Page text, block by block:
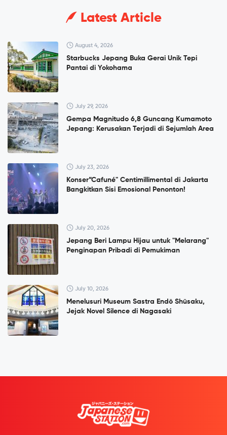
Latest Article
August 4, 2026
Starbucks Jepang Buka Gerai Unik Tepi
Pantai di Yokohama
July 29, 2026
Gempa Magnitudo 6,8 Guncang Kumamoto
Jepang: Kerusakan Terjadi di Sejumlah Area
July 23, 2026
Konser”Cafuné" Centimillimental di Jakarta
Bangkitkan Sisi Emosional Penonton!
July 20, 2026
Jepang Beri Lampu Hijau untuk "Melarang"
Penginapan Pribadi di Pemukiman
July 10, 2026
Menelusuri Museum Sastra Endō Shūsaku,
Jejak Novel Silence di Nagasaki